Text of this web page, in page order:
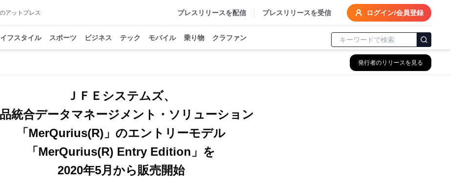
アットプレス プレスリリースを配信 プレスリリースを受信 ログイン/会員登録
フスタイル スポーツ ビジネス テック モバイル 乗り物 クラファン
発行者のリリースを見る
ＪＦＥシステムズ、
統合データマネージメント・ソリューション
「MerQurius(R)」のエントリーモデル
「MerQurius(R) Entry Edition」を
2020年5月から販売開始